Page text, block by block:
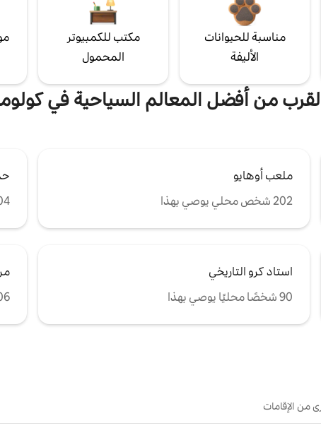
مناسبة للحيوانات
الأليفة
مكتب للكمبيوتر
المحمول
من أفضل المعالم السياحية في
ملعب أوهايو
202 شخص محلي يوصي بهذا
404 أشخاص
استاد كرو التاريخي
90 شخصًا محليًا يوصي بهذا
106 أشخاص
من الإقامات